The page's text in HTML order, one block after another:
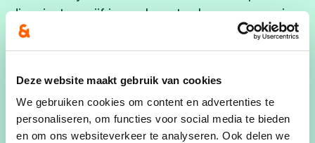
Deze website maakt gebruik van cookies
We gebruiken cookies om content en advertenties te
personaliseren, om functies voor social media te bieden
en om ons websiteverkeer te analyseren. Ook delen we
die minstens vijf jaar relevante algemene ervaring
in de zorg- of welzijnssector of economische-
financiële zaken kunnen voorleggen. Dat kan
één van de ondersteunende domeinen”, aldus
voorzitter Matthias Verhegge.